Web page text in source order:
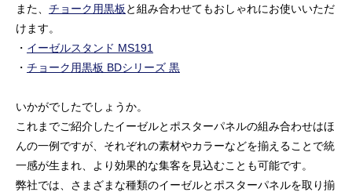
また、 チョーク用黒板 と組み合わせてもおしゃれにお使いいただ
けます。
・ イーゼルスタンド MS191
・ チョーク用黒板 BDシリーズ 黒
いかがでしたでしょうか。
これまでご紹介したイーゼルとポスターパネルの組み合わせはほ
んの一例ですが、それぞれの素材やカラーなどを揃えることで統
一感が生まれ、より効果的な集客を見込むことも可能です。
弊社では、さまざまな種類のイーゼルとポスターパネルを取り揃